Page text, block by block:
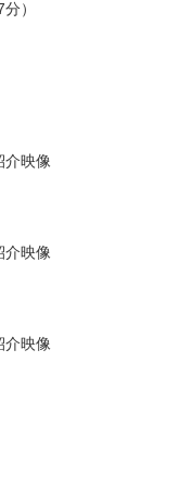
）
映像
映像
映像